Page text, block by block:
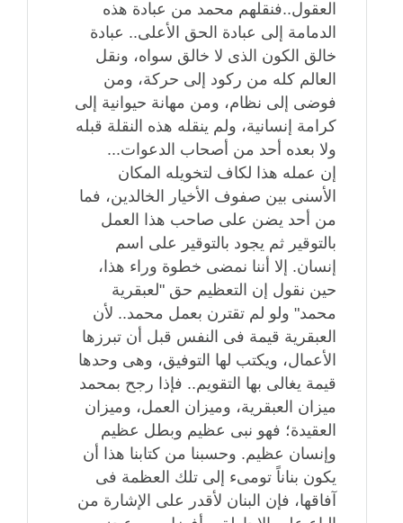
العقول..فنقلهم محمد من عبادة هذه
الدمامة إلى عبادة الحق الأعلى.. عبادة
خالق الكون الذى لا خالق سواه، ونقل
العالم كله من ركود إلى حركة، ومن
فوضى إلى نظام، ومن مهانة حيوانية إلى
كرامة إنسانية، ولم ينقله هذه النقلة قبله
ولا بعده أحد من أصحاب الدعوات...
إن عمله هذا لكاف لتخويله المكان
الأسنى بين صفوف الأخيار الخالدين، فما
من أحد يضن على صاحب هذا العمل
بالتوقير ثم يجود بالتوقير على اسم
إنسان. إلا أننا نمضى خطوة وراء هذا،
حين نقول إن التعظيم حق "لعبقرية
محمد" ولو لم تقترن بعمل محمد.. لأن
العبقرية قيمة فى النفس قبل أن تبرزها
الأعمال، ويكتب لها التوفيق، وهى وحدها
قيمة يغالى بها التقويم.. فإذا رجح بمحمد
ميزان العبقرية، وميزان العمل، وميزان
العقيدة؛ فهو نبى عظيم وبطل عظيم
وإنسان عظيم. وحسبنا من كتابنا هذا أن
يكون بناناً تومىء إلى تلك العظمة فى
آفاقها، فإن البنان لأقدر على الإشارة من